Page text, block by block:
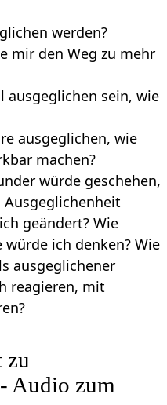
werden?
mir den Weg zu mehr
ausgeglichen sein, wie
ausgeglichen, wie
machen?
würde geschehen,
geändert? Wie
ich denken? Wie
ausgeglichener
reagieren, mit
zu
Audio zum